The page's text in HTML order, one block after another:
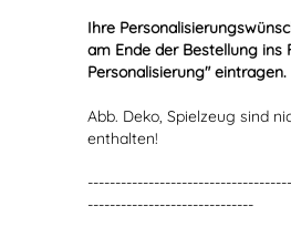
Ihre
am Ende der Bestellung ins
Personalisierung" eintragen.
Abb. Deko, Spielzeug sind
enthalten!
------------------------------